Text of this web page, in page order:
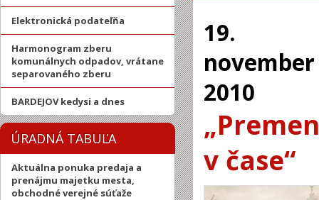
Elektronická podateľňa
Harmonogram zberu
komunálnych odpadov, vrátane
separovaného zberu
BARDEJOV kedysi a dnes
ÚRADNÁ TABUĽA
Aktuálna ponuka predaja a
prenájmu majetku mesta,
obchodné verejné súťaže
19.
november
2010
v čase“